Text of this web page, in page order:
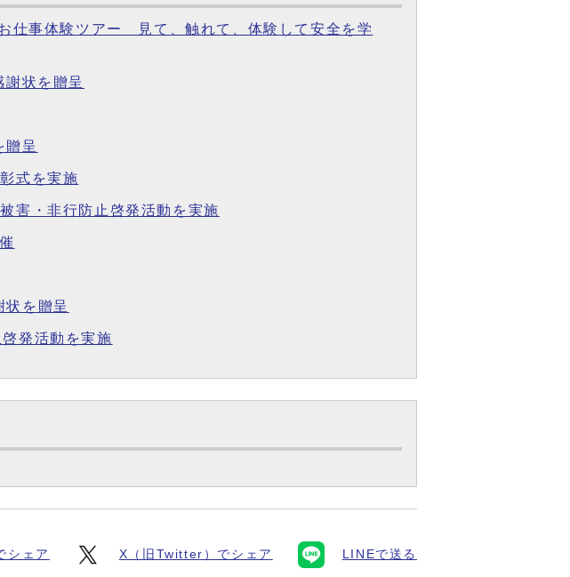
仕事体験ツアー 見て、触れて、体験して安全を学
状を贈呈
贈呈
式を実施
害・非行防止啓発活動を実施
状を贈呈
発活動を実施
シェア X（旧Twitter）でシェア LINEで送る